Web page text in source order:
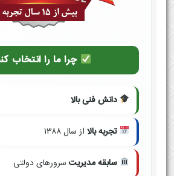
چرا ما را انتخاب
دانش فنی بالا
تجربه بالا از سال ۱۳۸۸
سابقه مدیریت سرورهای دولتی